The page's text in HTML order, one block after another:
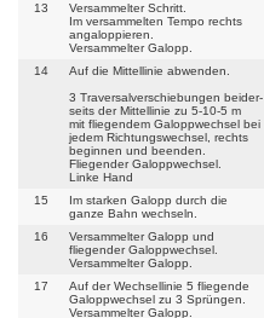
13
Versammelter Schritt.
Im versammelten Tempo rechts
angaloppieren.
Versammelter Galopp.
14
Auf die Mittellinie abwenden.
3 Traversalverschiebungen beider-
seits der Mittellinie zu 5-10-5 m
mit fliegendem Galoppwechsel bei
jedem Richtungswechsel, rechts
beginnen und beenden.
Fliegender Galoppwechsel.
Linke Hand
15
Im starken Galopp durch die
ganze Bahn wechseln.
16
Versammelter Galopp und
fliegender Galoppwechsel.
Versammelter Galopp.
17
Auf der Wechsellinie 5 fliegende
Galoppwechsel zu 3 Sprüngen.
Versammelter Galopp.